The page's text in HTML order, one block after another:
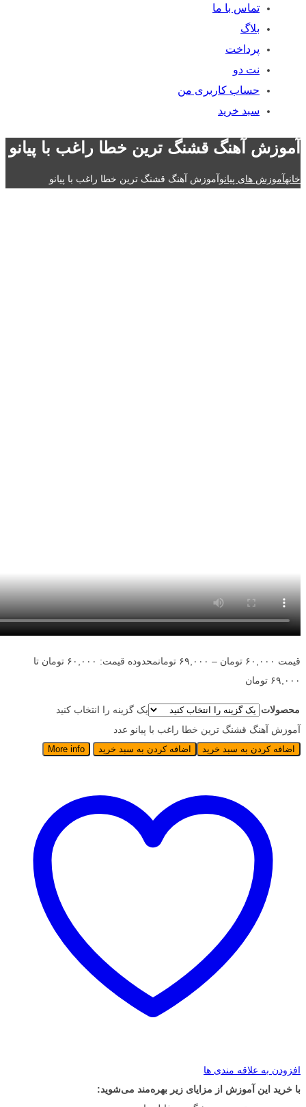
تماس با ما
بلاگ
پرداخت
نت دو
حساب کاربری من
سبد خرید
آموزش آهنگ قشنگ ترین خطا راغب با پیانو
خانهآموزش های پیانوآموزش آهنگ قشنگ ترین خطا راغب با پیانو
قیمت ۶۰,۰۰۰ تومان – ۶۹,۰۰۰ تومان
محدوده قیمت: ۶۰,۰۰۰ تومان تا
۶۹,۰۰۰ تومان
محصولات
یک گزینه را انتخاب کنید
آموزش آهنگ قشنگ ترین خطا راغب با پیانو عدد
اضافه کردن به سبد خرید اضافه کردن به سبد خرید More info
افزودن به علاقه مندی ها
با خرید این آموزش از مزایای زیر بهره‌مند می‌شوید: